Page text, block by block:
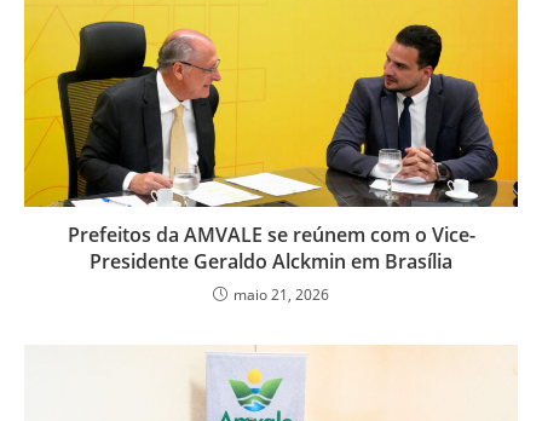
Prefeitos da AMVALE se reúnem com o Vice-
Presidente Geraldo Alckmin em Brasília
maio 21, 2026